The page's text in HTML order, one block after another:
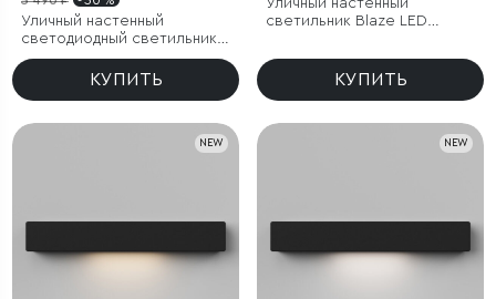
Уличный настенный
светодиодный светильник
Blaze LED IP65
КУПИТЬ
Уличный настенный
светильник Blaze LED
КУПИТЬ
NEW NEW